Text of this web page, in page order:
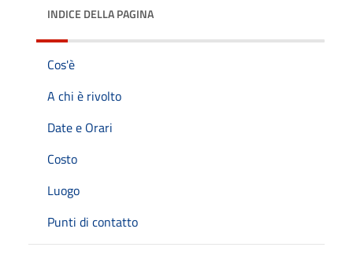
INDICE DELLA PAGINA
Cos'è
A chi è rivolto
Date e Orari
Costo
Luogo
Punti di contatto